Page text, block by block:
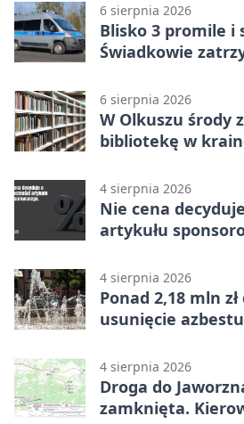
6 sierpnia 2026
Blisko 3 promile i
Świadkowie
6 sierpnia 2026
W Olkuszu środy
bibliotekę w
4 sierpnia 2026
Nie cena
artykułu
4 sierpnia 2026
Ponad 2,18 mln
usunięcie azbestu
4 sierpnia 2026
Droga do
zamknięta.